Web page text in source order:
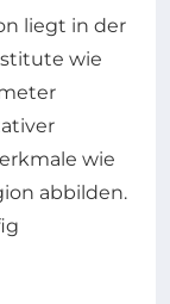
liegt in der
wie
wie
abbilden.